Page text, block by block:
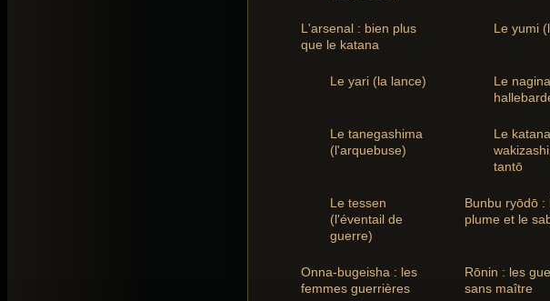
L'arsenal : bien plus
que le katana
Le yumi
Le yari (la lance)
Le
Le tanegashima
(l'arquebuse)
Le
tantō
Le tessen
(l'éventail de
guerre)
Bunbu ryōdō :
plume et le
Onna-bugeisha : les
femmes guerrières
Rōnin : les
sans maître